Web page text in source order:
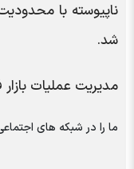
ناپیوسته با
شد.
مدیریت عملیات بازار
ما را در شبکه های